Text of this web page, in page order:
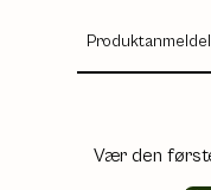
Vær den